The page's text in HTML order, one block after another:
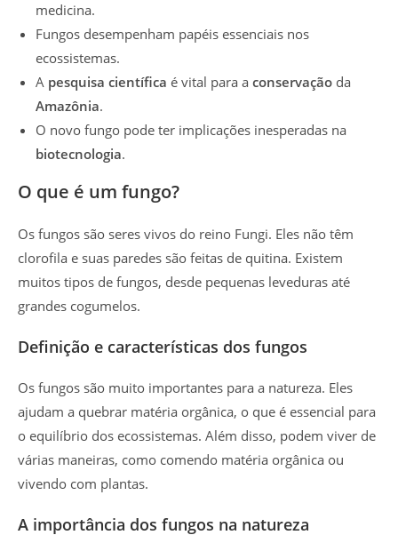
medicina.
Fungos desempenham papéis essenciais nos
ecossistemas.
A pesquisa científica é vital para a conservação da
Amazônia.
O novo fungo pode ter implicações inesperadas na
biotecnologia.
O que é um fungo?
Os fungos são seres vivos do reino Fungi. Eles não têm
clorofila e suas paredes são feitas de quitina. Existem
muitos tipos de fungos, desde pequenas leveduras até
grandes cogumelos.
Definição e características dos fungos
Os fungos são muito importantes para a natureza. Eles
ajudam a quebrar matéria orgânica, o que é essencial para
o equilíbrio dos ecossistemas. Além disso, podem viver de
várias maneiras, como comendo matéria orgânica ou
vivendo com plantas.
A importância dos fungos na natureza